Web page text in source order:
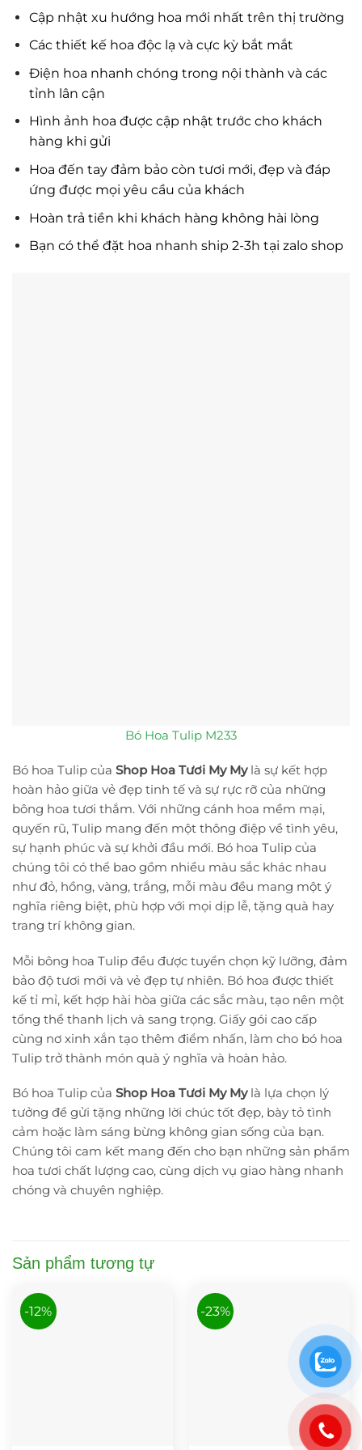
Cập nhật xu hướng hoa mới nhất trên thị trường
Các thiết kế hoa độc lạ và cực kỳ bắt mắt
Điện hoa nhanh chóng trong nội thành và các
tỉnh lân cận
Hình ảnh hoa được cập nhật trước cho khách
hàng khi gửi
Hoa đến tay đảm bảo còn tươi mới, đẹp và đáp
ứng được mọi yêu cầu của khách
Hoàn trả tiền khi khách hàng không hài lòng
Bạn có thể đặt hoa nhanh ship 2-3h tại zalo shop
Bó Hoa Tulip M233
Bó hoa Tulip của Shop Hoa Tươi My Mylà sự kết hợp
hoàn hảo giữa vẻ đẹp tinh tế và sự rực rỡ của những
bông hoa tươi thắm. Với những cánh hoa mềm mại,
quyến rũ, Tulip mang đến một thông điệp về tình yêu,
sự hạnh phúc và sự khởi đầu mới. Bó hoa Tulip của
chúng tôi có thể bao gồm nhiều màu sắc khác nhau
như đỏ, hồng, vàng, trắng, mỗi màu đều mang một ý
nghĩa riêng biệt, phù hợp với mọi dịp lễ, tặng quà hay
trang trí không gian.
Mỗi bông hoa Tulip đều được tuyển chọn kỹ lưỡng, đảm
bảo độ tươi mới và vẻ đẹp tự nhiên. Bó hoa được thiết
kế tỉ mỉ, kết hợp hài hòa giữa các sắc màu, tạo nên một
tổng thể thanh lịch và sang trọng. Giấy gói cao cấp
cùng nơ xinh xắn tạo thêm điểm nhấn, làm cho bó hoa
Tulip trở thành món quà ý nghĩa và hoàn hảo.
Bó hoa Tulip của Shop Hoa Tươi My Mylà lựa chọn lý
tưởng để gửi tặng những lời chúc tốt đẹp, bày tỏ tình
cảm hoặc làm sáng bừng không gian sống của bạn.
Chúng tôi cam kết mang đến cho bạn những sản phẩm
hoa tươi chất lượng cao, cùng dịch vụ giao hàng nhanh
chóng và chuyên nghiệp.
Sản phẩm tương tự
-12% -23%